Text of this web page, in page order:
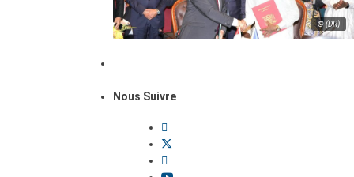
© (DR)
Nous Suivre